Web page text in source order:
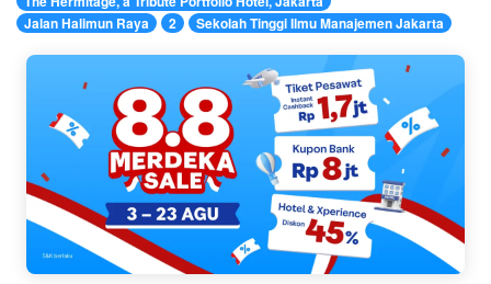
Jalan Halimun Raya
2 Sekolah Tinggi Ilmu Manajemen Jakarta